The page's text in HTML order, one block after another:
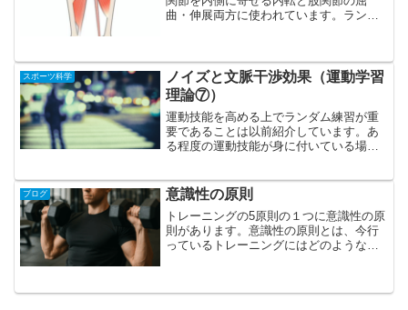
曲・伸展両方に使われています。ランニ
り、後方にキックする際にも重要な働き
をしています。 内転筋群の...
スポーツ科学
ノイズと文脈干渉効果（運動学習
理論⑦）
運動技能を高める上でランダム練習が重
要であることは以前紹介しています。あ
る程度の運動技能が身に付いている場合
習が促進されます。 スプリントを例に
あげると、➀スプリント練...
ブログ 意識性の原則
トレーニングの5原則の１つに意識性の原
則があります。意識性の原則とは、今行
っているトレーニングにはどのような効